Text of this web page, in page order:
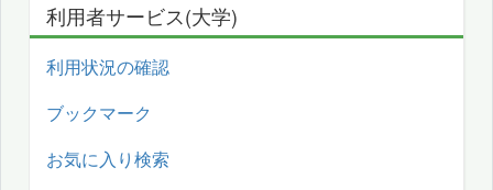
利用者サービス(大学)
利用状況の確認
ブックマーク
お気に入り検索